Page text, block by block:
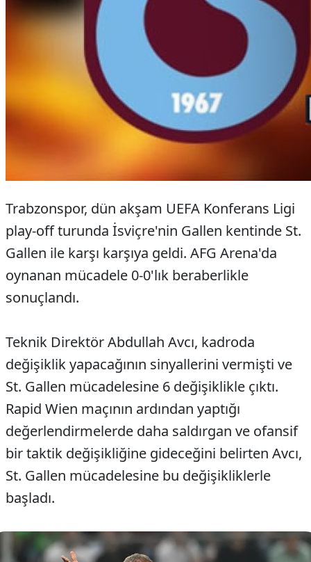
Trabzonspor, dün akşam UEFA Konferans Ligi
play-off turunda İsviçre'nin Gallen kentinde St.
Gallen ile karşı karşıya geldi. AFG Arena'da
oynanan mücadele 0-0'lık beraberlikle
sonuçlandı.
Teknik Direktör Abdullah Avcı, kadroda
değişiklik yapacağının sinyallerini vermişti ve
St. Gallen mücadelesine 6 değişiklikle çıktı.
Rapid Wien maçının ardından yaptığı
değerlendirmelerde daha saldırgan ve ofansif
bir taktik değişikliğine gideceğini belirten Avcı,
St. Gallen mücadelesine bu değişikliklerle
başladı.